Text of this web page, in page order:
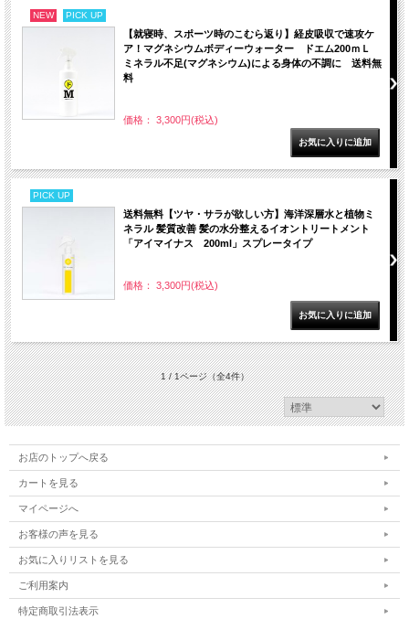
NEW PICK UP
【就寝時、スポーツ時のこむら返り】経皮吸収で速攻ケ
ア！マグネシウムボディーウォーター ドエム200ｍＬ
ミネラル不足(マグネシウム)による身体の不調に 送料無
料
価格： 3,300円(税込)
PICK UP
送料無料【ツヤ・サラが欲しい方】海洋深層水と植物ミ
ネラル 髪質改善 髪の水分整えるイオントリートメント
「アイマイナス 200ml」スプレータイプ
価格： 3,300円(税込)
1 / 1ページ（全4件）
お店のトップへ戻る
カートを見る
マイページへ
お客様の声を見る
お気に入りリストを見る
ご利用案内
特定商取引法表示